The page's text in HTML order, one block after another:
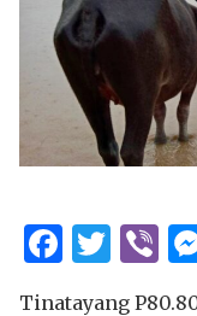
Tinatayang